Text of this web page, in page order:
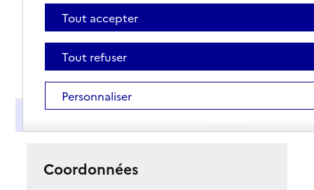
Coordonnées
Tout accepter
Tout refuser
Personnaliser